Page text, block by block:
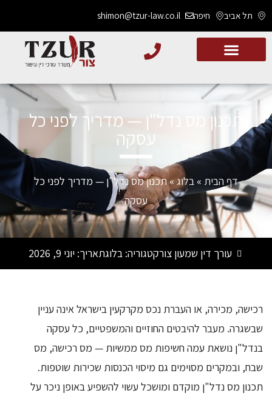
תל אביב חיפה shimon@tzur-law.co.il
תכנון מס נדל"ן — מדריך לפני כל
עסקה
דף הבית » בלוג»תכנון מס נדל"ן — מדריך לפני כל
עסקה
עורך דין שמעון צורקטגוריה: בלוגתאריך: יוני 9, 2026
רכישה, מכירה, או העברת נכס מקרקעין בישראל אינה עניין
שבשגרה. מעבר להיבטים החוזיים והמשפטיים, כל עסקה
בנדל"ן נושאת עמה חשיפות מס ממשיות — מס רכישה, מס
שבח, ובמקרים מסוימים גם מיסוי הכנסות שכירות שוטפות.
תכנון מס נדל"ן מוקדם ומושכל עשוי להשפיע באופן ניכר על